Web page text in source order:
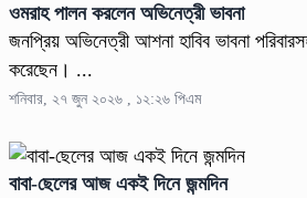
ওমরাহ পালন করলেন অভিনেত্রী ভাবনা
জনপ্রিয় অভিনেত্রী আশনা হাবিব ভাবনা
করেছেন। ...
শনিবার, ২৭ জুন ২০২৬ , ১২:২৬ পিএম
বাবা-ছেলের আজ একই দিনে জন্মদিন